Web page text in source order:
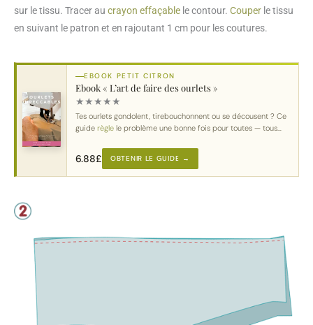
sur le tissu. Tracer au crayon effaçable le contour. Couper le tissu
en suivant le patron et en rajoutant 1 cm pour les coutures.
EBOOK PETIT CITRON
Ebook « L’art de faire des ourlets »
★★★★★
Tes ourlets gondolent, tirebouchonnent ou se décousent ? Ce
guide règle le problème une bonne fois pour toutes — tous
6.88£ OBTENIR LE GUIDE →